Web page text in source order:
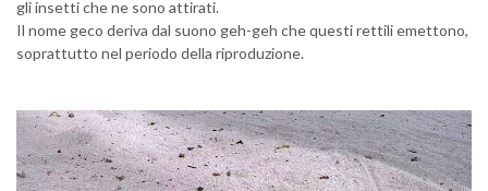
gli insetti che ne sono attirati.
Il nome geco deriva dal suono geh-geh che questi rettili emettono,
soprattutto nel periodo della riproduzione.